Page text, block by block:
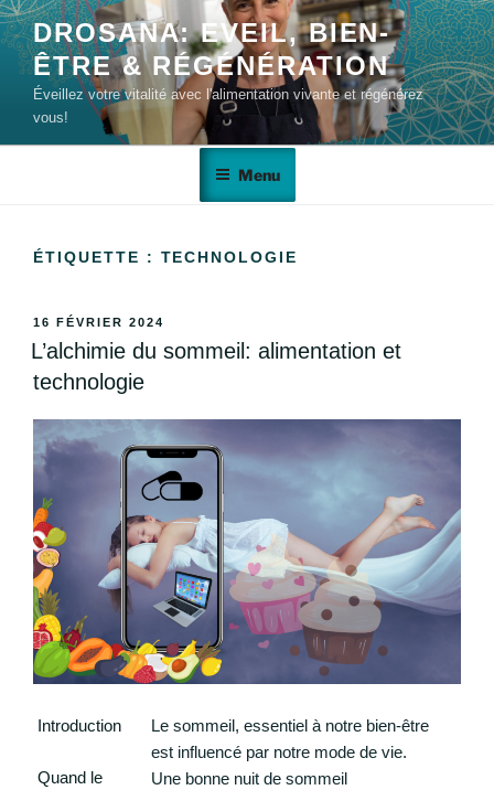
DROSANA: EVEIL, BIEN-
ÊTRE & RÉGÉNÉRATION
Éveillez votre vitalité avec l'alimentation vivante et régénérez
vous!
Menu
ÉTIQUETTE : TECHNOLOGIE
16 FÉVRIER 2024
L’alchimie du sommeil: alimentation et
technologie
Introduction
Quand le
Le sommeil, essentiel à notre bien-être
est influencé par notre mode de vie.
Une bonne nuit de sommeil